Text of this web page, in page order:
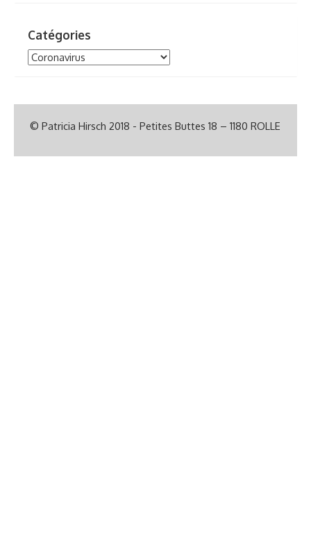
Catégories
Catégories
© Patricia Hirsch 2018 - Petites Buttes 18 – 1180 ROLLE